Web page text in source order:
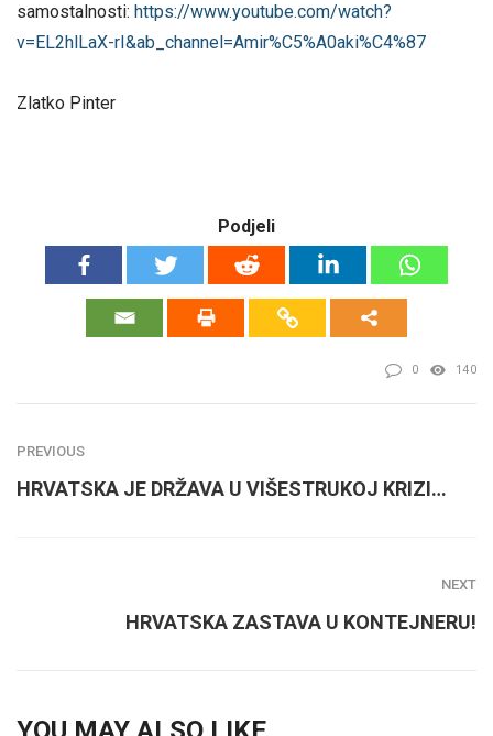
samostalnosti: https://www.youtube.com/watch?
v=EL2hlLaX-rI&ab_channel=Amir%C5%A0aki%C4%87
Zlatko Pinter
Podjeli
0 140
PREVIOUS
HRVATSKA JE DRŽAVA U VIŠESTRUKOJ KRIZI…
NEXT
HRVATSKA ZASTAVA U KONTEJNERU!